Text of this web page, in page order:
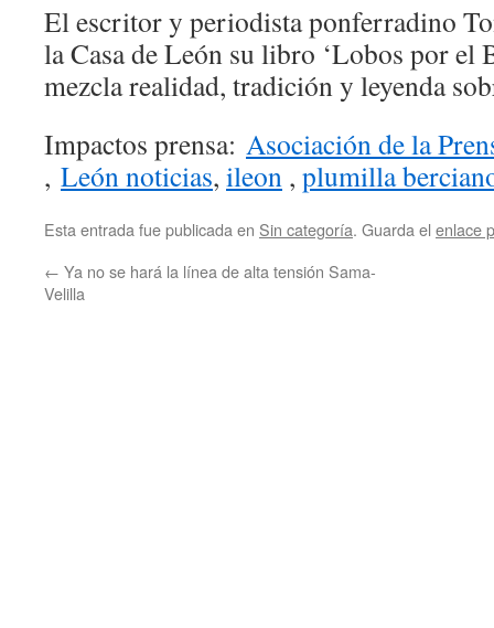
El escritor y periodista ponferradino
la Casa de León su libro ‘Lobos por el
mezcla realidad, tradición y leyenda
Impactos prensa: Asociación de la
, León noticias, ileon , plumilla
Esta entrada fue publicada en Sin categoría. Guarda el enlace
← Ya no se hará la línea de alta tensión Sama-
Velilla